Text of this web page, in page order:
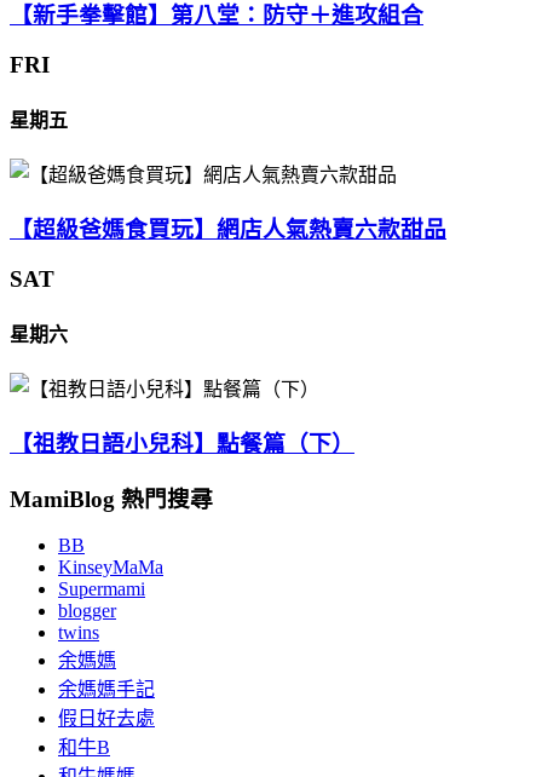
【新手拳擊館】第八堂：防守＋進攻組合
FRI
星期五
【超級爸媽食買玩】網店人氣熱賣六款甜品
SAT
星期六
【祖教日語小兒科】點餐篇（下）
MamiBlog 熱門搜尋
BB
KinseyMaMa
Supermami
blogger
twins
余媽媽
余媽媽手記
假日好去處
和牛B